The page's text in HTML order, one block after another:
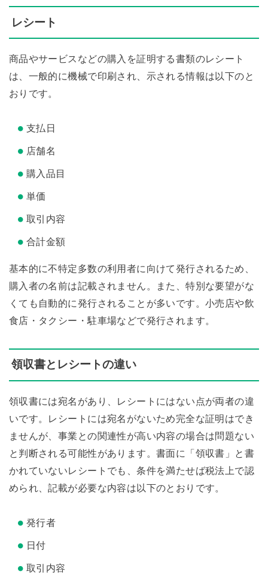
レシート
商品やサービスなどの購入を証明する書類のレシート
は、一般的に機械で印刷され、示される情報は以下のと
おりです。
支払日
店舗名
購入品目
単価
取引内容
合計金額
基本的に不特定多数の利用者に向けて発行されるため、
購入者の名前は記載されません。また、特別な要望がな
くても自動的に発行されることが多いです。小売店や飲
食店・タクシー・駐車場などで発行されます。
領収書とレシートの違い
領収書には宛名があり、レシートにはない点が両者の違
いです。レシートには宛名がないため完全な証明はでき
ませんが、事業との関連性が高い内容の場合は問題ない
と判断される可能性があります。書面に「領収書」と書
かれていないレシートでも、条件を満たせば税法上で認
められ、記載が必要な内容は以下のとおりです。
発行者
日付
取引内容